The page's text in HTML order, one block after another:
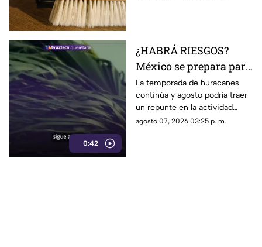
0:42
¿HABRÁ RIESGOS?
México se prepara para
otro posible ciclón
tropical; esta sería la
fecha
La temporada de huracanes
continúa y agosto podría traer
un repunte en la actividad
tropical; estos son los
agosto 07, 2026 03:25 p. m.